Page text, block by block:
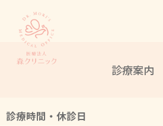
診療案内
診療時間・休診日